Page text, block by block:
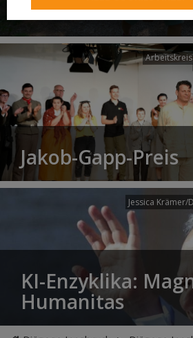
Laudato si’
Jakob-Gapp-Preis
Jessica
KI-Enzyklika:
Humanitas